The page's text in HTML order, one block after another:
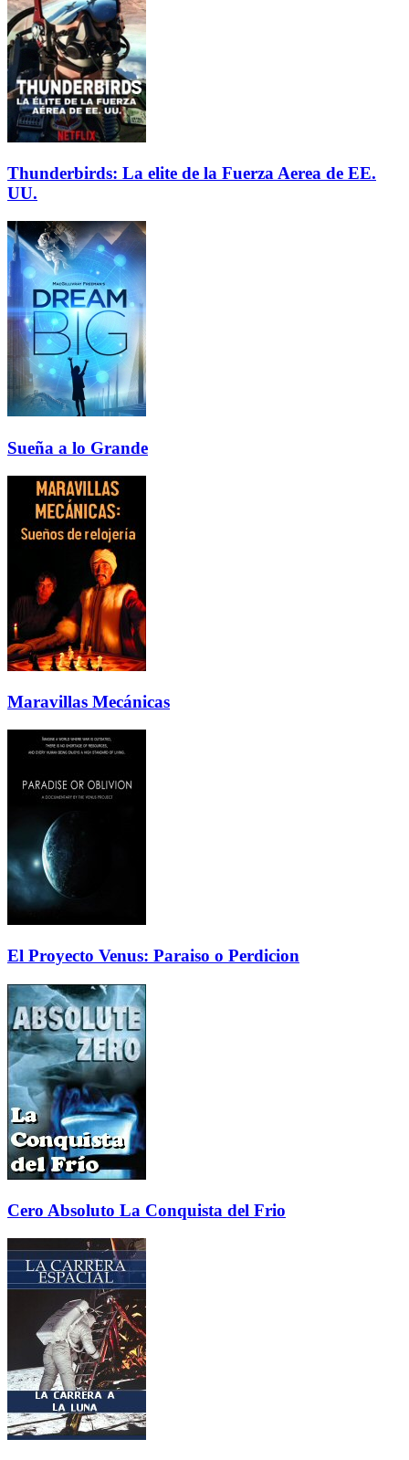
Thunderbirds: La elite de la Fuerza Aerea de EE.
UU.
Sueña a lo Grande
Maravillas Mecánicas
El Proyecto Venus: Paraiso o Perdicion
Cero Absoluto La Conquista del Frio